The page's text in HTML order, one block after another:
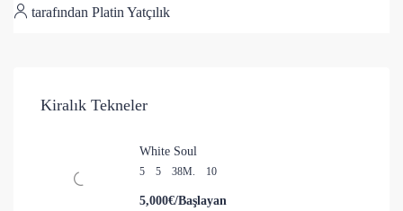
tarafından Platin Yatçılık
Kiralık Tekneler
White Soul
5 5 38M. 10
5,000€/Başlayan